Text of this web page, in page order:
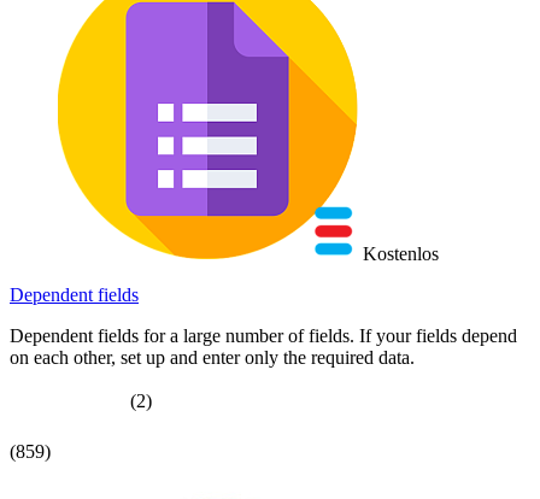
Kostenlos
Dependent fields
Dependent fields for a large number of fields. If your fields depend
on each other, set up and enter only the required data.
(2)
(859)